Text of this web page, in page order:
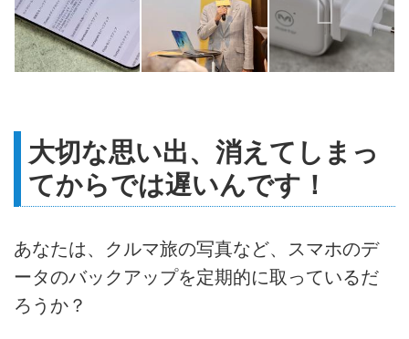
大切な思い出、消えてしまっ
てからでは遅いんです！
あなたは、クルマ旅の写真など、スマホのデ
ータのバックアップを定期的に取っているだ
ろうか？